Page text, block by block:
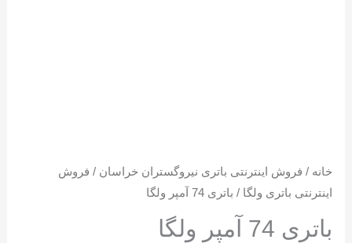
خانه / فروش اینترنتی باتری نیروگستران خراسان / فروش
اینترنتی باتری ولگا / باتری 74 آمپر ولگا
باتری 74 آمپر ولگا